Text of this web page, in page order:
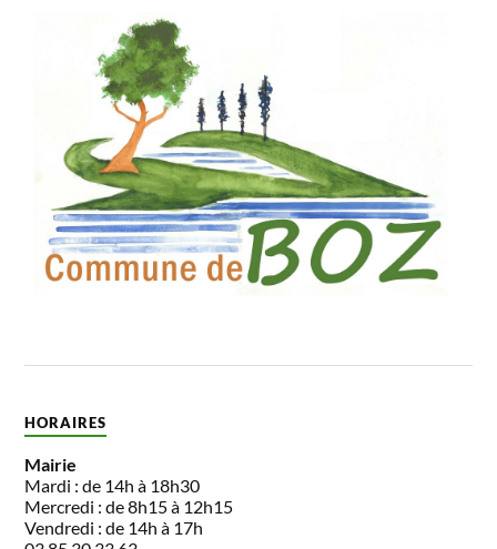
HORAIRES
Mairie
Mardi : de 14h à 18h30
Mercredi : de 8h15 à 12h15
Vendredi : de 14h à 17h